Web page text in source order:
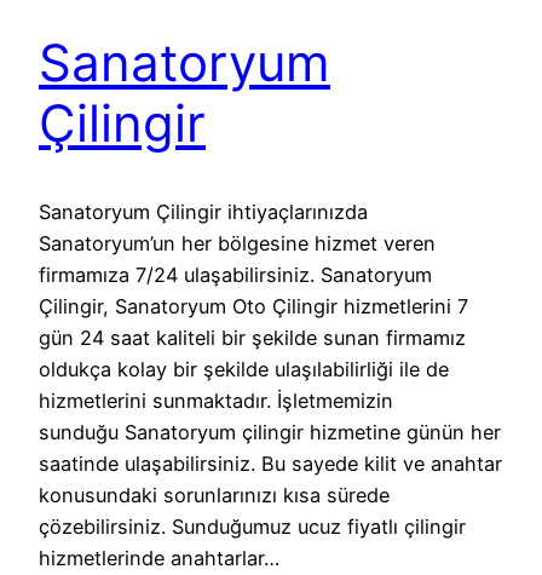
Sanatoryum
Çilingir
Sanatoryum Çilingir ihtiyaçlarınızda
Sanatoryum’un her bölgesine hizmet veren
firmamıza 7/24 ulaşabilirsiniz. Sanatoryum
Çilingir, Sanatoryum Oto Çilingir hizmetlerini 7
gün 24 saat kaliteli bir şekilde sunan firmamız
oldukça kolay bir şekilde ulaşılabilirliği ile de
hizmetlerini sunmaktadır. İşletmemizin
sunduğu Sanatoryum çilingir hizmetine günün her
saatinde ulaşabilirsiniz. Bu sayede kilit ve anahtar
konusundaki sorunlarınızı kısa sürede
çözebilirsiniz. Sunduğumuz ucuz fiyatlı çilingir
hizmetlerinde anahtarlar…